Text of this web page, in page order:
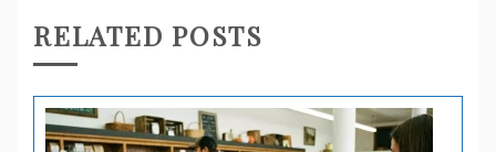
RELATED POSTS